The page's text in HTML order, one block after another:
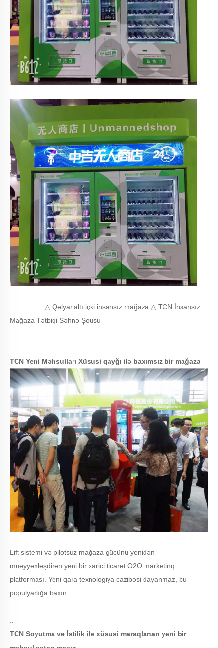
△ Qəlyanaltı içki insansız mağaza △ TCN İnsansız
Mağaza Tətbiqi Səhnə Şousu
TCN Yeni Məhsulları Xüsusi qayğı ilə baxımsız bir mağaza
Lift sistemi və pilotsuz mağaza gücünü yenidən
müəyyənləşdirən yeni bir xarici ticarət O2O marketinq
platforması. Yeni qara texnologiya cazibəsi dayanmaz, bu
populyarlığa baxın
..
TCN Soyutma və İstilik ilə xüsusi maraqlanan yeni bir